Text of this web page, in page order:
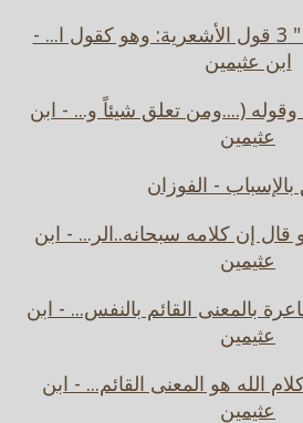
شرح قول المصنف: " 3 قول الأشعرية: وهو كقول ا... -
ابن عثيمين
(....ومن تعلق شيئاً و... - ابن
عثيمين
بالإسباب - الفوزان
إن كلامه سبحانه..الر... - ابن
عثيمين
بالمعنى القائم بالنفس... - ابن
عثيمين
الله هو المعنى القائم... - ابن
عثيمين